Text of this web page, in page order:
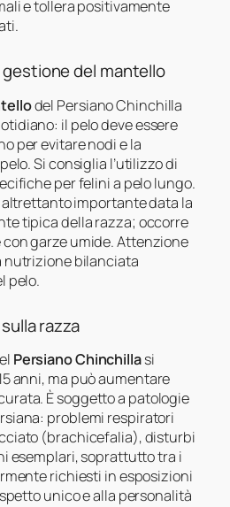
e tollera positivamente
del mantello
del Persiano Chinchilla
il pelo deve essere
per evitare nodi e la
Si consiglia l’utilizzo di
per felini a pelo lungo.
altrettanto importante data la
tipica della razza; occorre
garze umide. Attenzione
nutrizione bilanciata
pelo.
razza
Persiano Chinchillasi
anni, ma può aumentare
È soggetto a patologie
problemi respiratori
(brachicefalia), disturbi
esemplari, soprattutto tra i
richiesti in esposizioni
unico e alla personalità